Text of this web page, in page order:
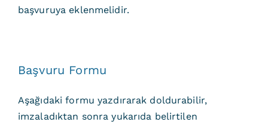
başvuruya eklenmelidir.
Başvuru Formu
Aşağıdaki formu yazdırarak doldurabilir,
imzaladıktan sonra yukarıda belirtilen